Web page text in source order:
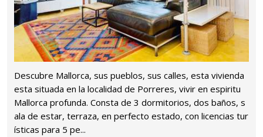
Descubre Mallorca, sus pueblos, sus calles, esta vivienda
esta situada en la localidad de Porreres, vivir en espiritu
Mallorca profunda. Consta de 3 dormitorios, dos baños, s
ala de estar, terraza, en perfecto estado, con licencias tur
ísticas para 5 pe...